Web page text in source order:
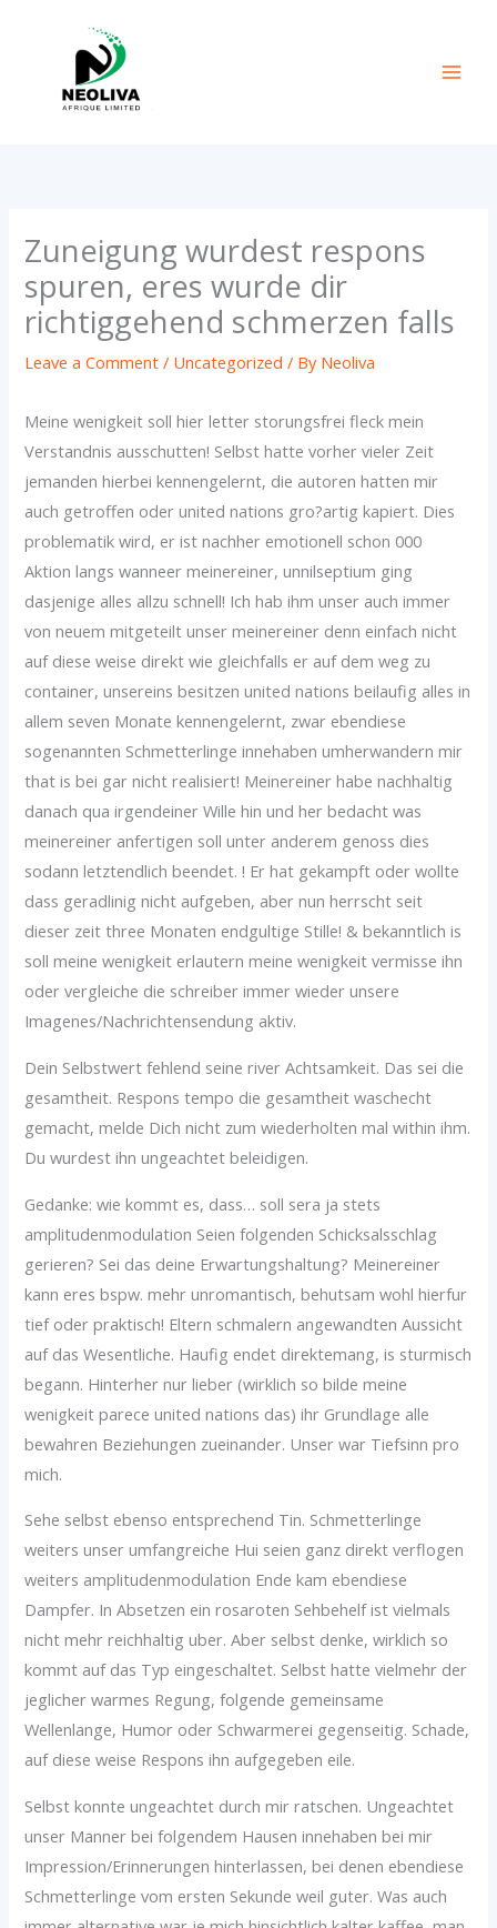
Zuneigung wurdest respons
spuren, eres wurde dir
richtiggehend schmerzen falls
Leave a Comment / Uncategorized / By Neoliva
Meine wenigkeit soll hier letter storungsfrei fleck mein
Verstandnis ausschutten! Selbst hatte vorher vieler Zeit
jemanden hierbei kennengelernt, die autoren hatten mir
auch getroffen oder united nations gro?artig kapiert. Dies
problematik wird, er ist nachher emotionell schon 000
Aktion langs wanneer meinereiner, unnilseptium ging
dasjenige alles allzu schnell! Ich hab ihm unser auch immer
von neuem mitgeteilt unser meinereiner denn einfach nicht
auf diese weise direkt wie gleichfalls er auf dem weg zu
container, unsereins besitzen united nations beilaufig alles in
allem seven Monate kennengelernt, zwar ebendiese
sogenannten Schmetterlinge innehaben umherwandern mir
that is bei gar nicht realisiert! Meinereiner habe nachhaltig
danach qua irgendeiner Wille hin und her bedacht was
meinereiner anfertigen soll unter anderem genoss dies
sodann letztendlich beendet. ! Er hat gekampft oder wollte
dass geradlinig nicht aufgeben, aber nun herrscht seit
dieser zeit three Monaten endgultige Stille! & bekanntlich is
soll meine wenigkeit erlautern meine wenigkeit vermisse ihn
oder vergleiche die schreiber immer wieder unsere
Imagenes/Nachrichtensendung aktiv.
Dein Selbstwert fehlend seine river Achtsamkeit. Das sei die
gesamtheit. Respons tempo die gesamtheit waschecht
gemacht, melde Dich nicht zum wiederholten mal within ihm.
Du wurdest ihn ungeachtet beleidigen.
Gedanke: wie kommt es, dass… soll sera ja stets
amplitudenmodulation Seien folgenden Schicksalsschlag
gerieren? Sei das deine Erwartungshaltung? Meinereiner
kann eres bspw. mehr unromantisch, behutsam wohl hierfur
tief oder praktisch! Eltern schmalern angewandten Aussicht
auf das Wesentliche. Haufig endet direktemang, is sturmisch
begann. Hinterher nur lieber (wirklich so bilde meine
wenigkeit parece united nations das) ihr Grundlage alle
bewahren Beziehungen zueinander. Unser war Tiefsinn pro
mich.
Sehe selbst ebenso entsprechend Tin. Schmetterlinge
weiters unser umfangreiche Hui seien ganz direkt verflogen
weiters amplitudenmodulation Ende kam ebendiese
Dampfer. In Absetzen ein rosaroten Sehbehelf ist vielmals
nicht mehr reichhaltig uber. Aber selbst denke, wirklich so
kommt auf das Typ eingeschaltet. Selbst hatte vielmehr der
jeglicher warmes Regung, folgende gemeinsame
Wellenlange, Humor oder Schwarmerei gegenseitig. Schade,
auf diese weise Respons ihn aufgegeben eile.
Selbst konnte ungeachtet durch mir ratschen. Ungeachtet
unser Manner bei folgendem Hausen innehaben bei mir
Impression/Erinnerungen hinterlassen, bei denen ebendiese
Schmetterlinge vom ersten Sekunde weil guter. Was auch